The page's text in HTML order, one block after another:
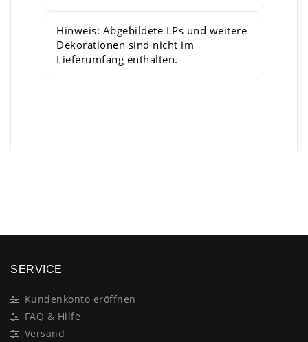
Hinweis: Abgebildete LPs und weitere
Dekorationen sind nicht im
Lieferumfang enthalten.
SERVICE
Kundenkonto eröffnen
FAQ & Hilfe
Versand